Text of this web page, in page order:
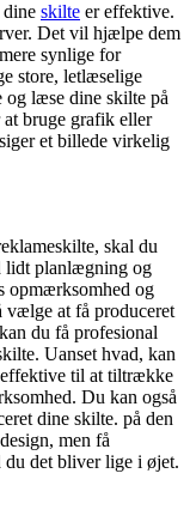
dine skilte er effektive.
Det vil hjælpe dem
synlige for
store, letlæselige
læse dine skilte på
bruge grafik eller
et billede virkelig
skal du
lidt planlægning og
opmærksomhed og
vælge at få produceret
du få profesional
Uanset hvad, kan
effektive til at tiltrække
Du kan også
dine skilte. på den
men få
du det bliver lige i øjet.